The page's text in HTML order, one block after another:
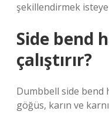
şekillendirmek
Side bend
çalıştırır?
Dumbbell side bend
göğüs, karın ve